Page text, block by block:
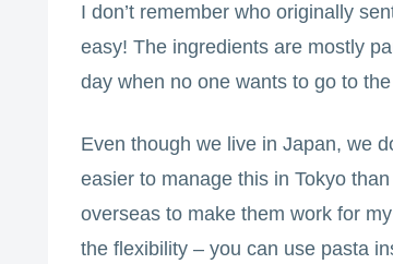
I don’t remember who originally
easy! The ingredients are mostly
day when no one wants to go to
Even though we live in Japan, we
easier to manage this in Tokyo
overseas to make them work for
the flexibility – you can use pasta